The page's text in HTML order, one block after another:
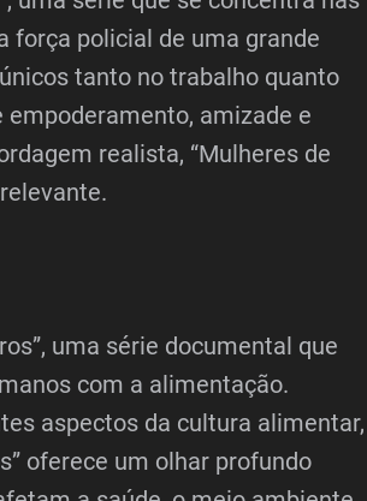
força policial de uma grande
tanto no trabalho quanto
empoderamento, amizade e
realista, “Mulheres de
uma série documental que
com a alimentação.
aspectos da cultura alimentar,
oferece um olhar profundo